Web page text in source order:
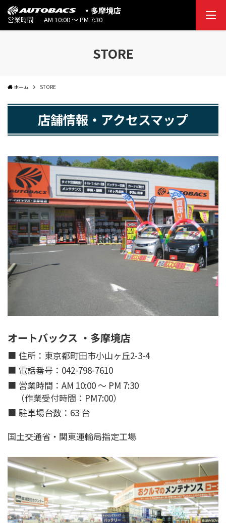
・多摩境店
営業時間 AM 10:00 ～ PM 7:30
STORE
ホーム STORE
店舗情報・アクセスマップ
オートバックス ・多摩境店
住所：東京都町田市小山ヶ丘2-3-4
電話番号：042-798-7610
営業時間：AM 10:00 ～ PM 7:30
（作業受付時間：PM7:00）
駐車場台数：63 台
国土交通省・関東運輸局指定工場